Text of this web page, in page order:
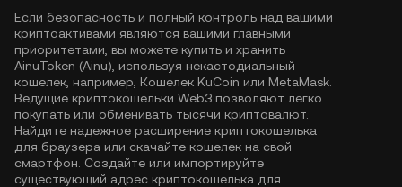
Если безопасность и полный контроль над вашими
криптоактивами являются вашими главными
приоритетами, вы можете купить и хранить
AinuToken (Ainu), используя некастодиальный
кошелек, например, Кошелек KuCoin или MetaMask.
Ведущие криптокошельки Web3 позволяют легко
покупать или обменивать тысячи криптовалют.
Найдите надежное расширение криптокошелька
для браузера или скачайте кошелек на свой
смартфон. Создайте или импортируйте
существующий адрес криптокошелька для